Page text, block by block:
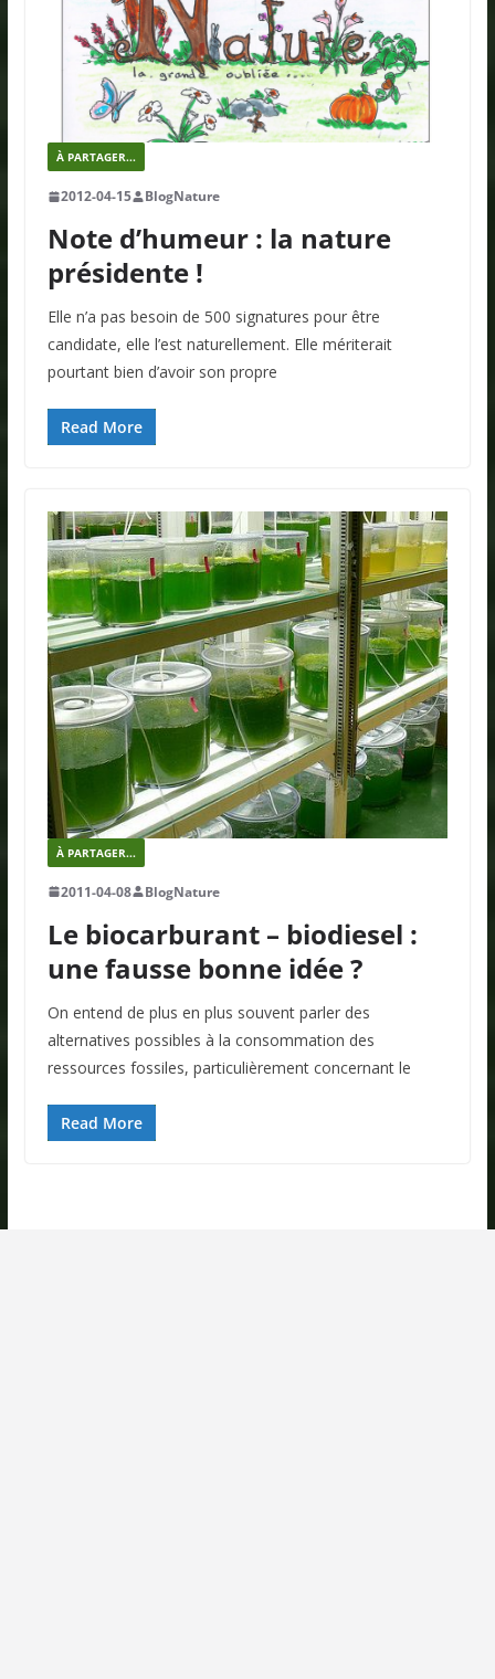
À PARTAGER...
2012-04-15 BlogNature
Note d’humeur : la nature
présidente !
Elle n’a pas besoin de 500 signatures pour être
candidate, elle l’est naturellement. Elle mériterait
pourtant bien d’avoir son propre
Read More
À PARTAGER...
2011-04-08 BlogNature
Le biocarburant – biodiesel :
une fausse bonne idée ?
On entend de plus en plus souvent parler des
alternatives possibles à la consommation des
ressources fossiles, particulièrement concernant le
Read More